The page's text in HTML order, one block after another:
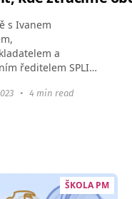
s Ivanem
a
ředitelem SPLIT
o založení jeho
• 4 min read
ŠKOLA PM